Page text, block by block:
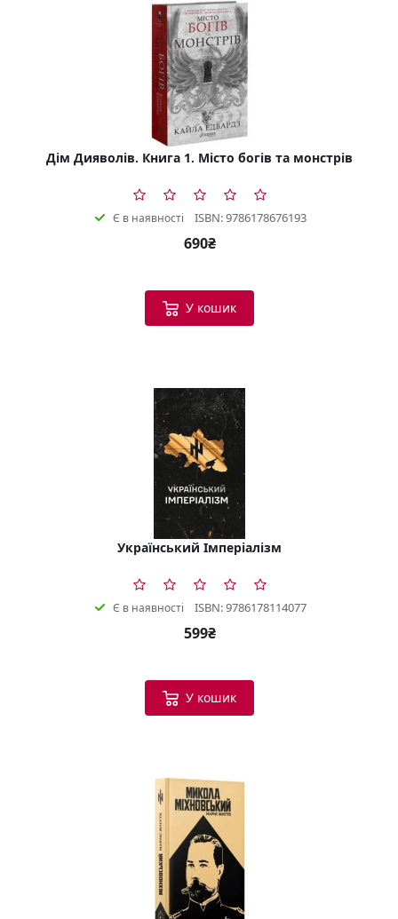
Дім Дияволів. Книга 1. Місто богів та монстрів
Є в наявності ISBN: 9786178676193
690₴
У кошик
Український Імперіалізм
Є в наявності ISBN: 9786178114077
599₴
У кошик